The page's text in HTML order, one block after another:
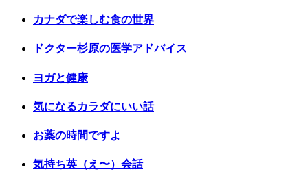
カナダで楽しむ食の世界
ドクター杉原の医学アドバイス
ヨガと健康
気になるカラダにいい話
お薬の時間ですよ
気持ち英（え〜）会話